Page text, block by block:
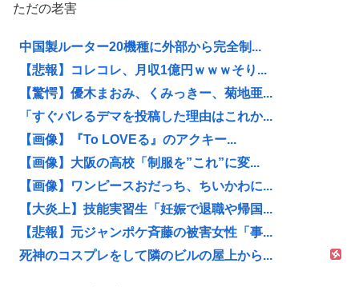
ただの老害
中国製ルーター20機種に外部から完全制...
【悲報】コレコレ、月収1億円ｗｗｗそり...
【驚愕】優木まおみ、くみっきー、菊地亜...
「すぐバレるデマを投稿した理由はこれか...
【画像】『To LOVEる』のアクキー...
【画像】大阪の高校「制服を”これ”に変...
【画像】ワンピースおだっち、ちいかわに...
【大炎上】技能実習生「妊娠で退職や帰国...
【悲報】元ジャンポケ斉藤の被害女性「事...
死神のコスプレをして隣のビルの屋上から...